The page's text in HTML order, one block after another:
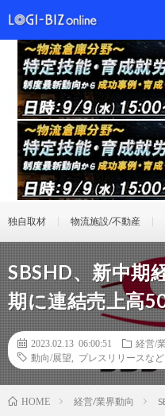
独自取材 物流施設/不動産
SBSHD、新中期
期に連結売上高
2023.02.13 06:00:51
経営/
動向/展望
プレスリリースなど
HOME 経営/業界動向